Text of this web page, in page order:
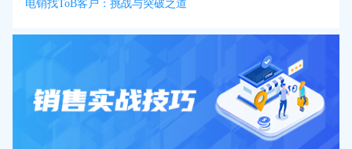
电销找ToB客户：挑战与突破之道